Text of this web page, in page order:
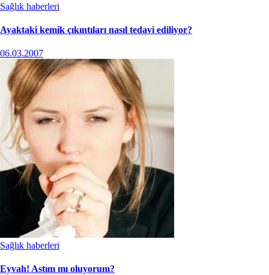
Sağlık haberleri
Ayaktaki kemik çıkıntıları nasıl tedavi ediliyor?
06.03.2007
Sağlık haberleri
Eyvah! Astım mı oluyorum?